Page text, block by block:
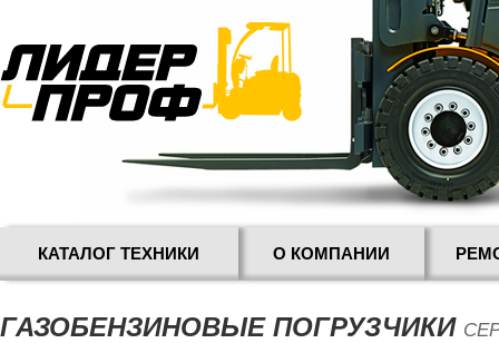
КАТАЛОГ ТЕХНИКИ О КОМПАНИИ
ГАЗОБЕНЗИНОВЫЕ ПОГРУЗЧИКИ